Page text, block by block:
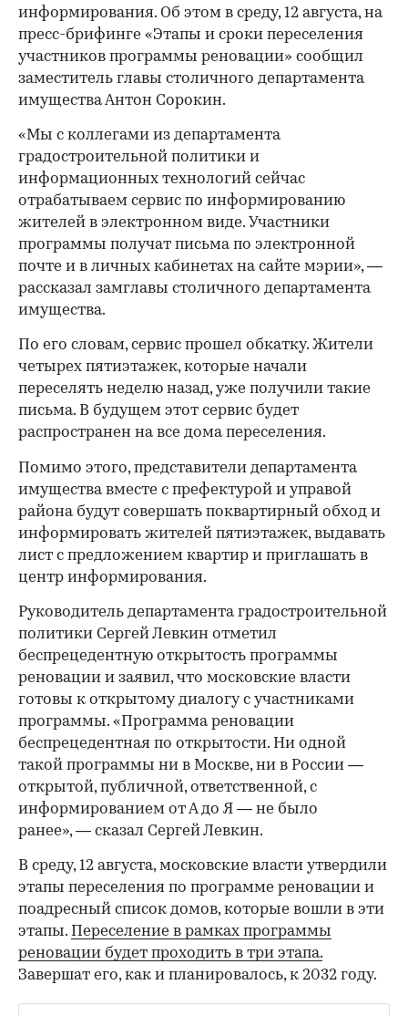
информирования. Об этом в среду, 12 августа, на
пресс-брифинге «Этапы и сроки переселения
участников программы реновации» сообщил
заместитель главы столичного департамента
имущества Антон Сорокин.
«Мы с коллегами из департамента
градостроительной политики и
информационных технологий сейчас
отрабатываем сервис по информированию
жителей в электронном виде. Участники
программы получат письма по электронной
почте и в личных кабинетах на сайте мэрии», —
рассказал замглавы столичного департамента
имущества.
По его словам, сервис прошел обкатку. Жители
четырех пятиэтажек, которые начали
переселять неделю назад, уже получили такие
письма. В будущем этот сервис будет
распространен на все дома переселения.
00:00
Помимо этого, представители департамента
имущества вместе с префектурой и управой
района будут совершать поквартирный обход и
информировать жителей пятиэтажек, выдавать
лист с предложением квартир и приглашать в
центр информирования.
Руководитель департамента градостроительной
политики Сергей Левкин отметил
беспрецедентную открытость программы
реновации и заявил, что московские власти
готовы к открытому диалогу с участниками
программы. «Программа реновации
беспрецедентная по открытости. Ни одной
такой программы ни в Москве, ни в России —
открытой, публичной, ответственной, с
информированием от А до Я — не было
ранее», — сказал Сергей Левкин.
В среду, 12 августа, московские власти утвердили
этапы переселения по программе реновации и
поадресный список домов, которые вошли в эти
этапы. Переселение в рамках программы
реновации будет проходить в три этапа.
Завершат его, как и планировалось, к 2032 году.